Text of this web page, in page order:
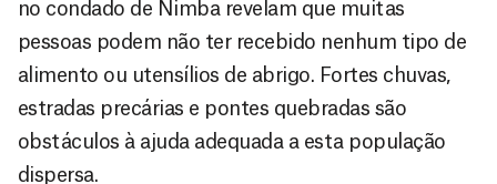
no condado de Nimba revelam que muitas
pessoas podem não ter recebido nenhum tipo de
alimento ou utensílios de abrigo. Fortes chuvas,
estradas precárias e pontes quebradas são
obstáculos à ajuda adequada a esta população
dispersa.